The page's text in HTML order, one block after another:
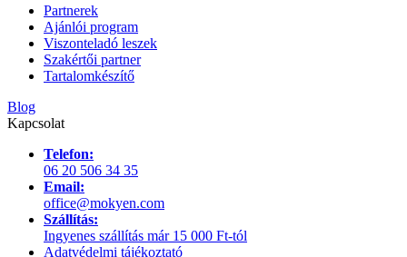
Partnerek
Ajánlói program
Viszonteladó leszek
Szakértői partner
Tartalomkészítő
Blog
Kapcsolat
Telefon:
06 20 506 34 35
Email:
office@mokyen.com
Szállítás:
Ingyenes szállítás már 15 000 Ft-tól
Adatvédelmi tájékoztató